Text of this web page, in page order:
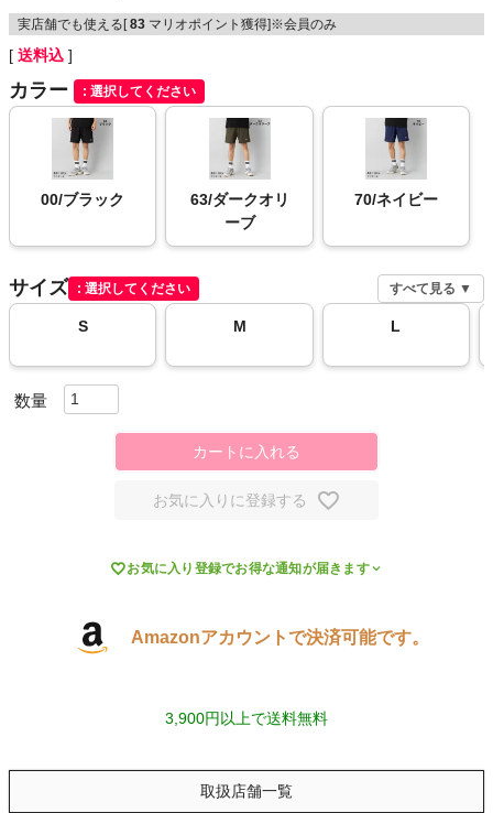
メンズカジュアルウェア
レディースカジュアルウェア
メンズスポーツウェア
レディーススポーツウェア
もっと見る
実店舗でも使える[ 83 マリオポイント獲得]※会員のみ
送料込
カラー 選択してください
00/ブラック
63/ダークオリ
ーブ
70/ネイビー
サイズ 選択してください すべて見る ▼
S M L
カートに入れる
お気に入りに登録する
お気に入り登録でお得な通知が届きます
Amazonアカウントで決済可能です。
3,900円以上で送料無料
取扱店舗一覧